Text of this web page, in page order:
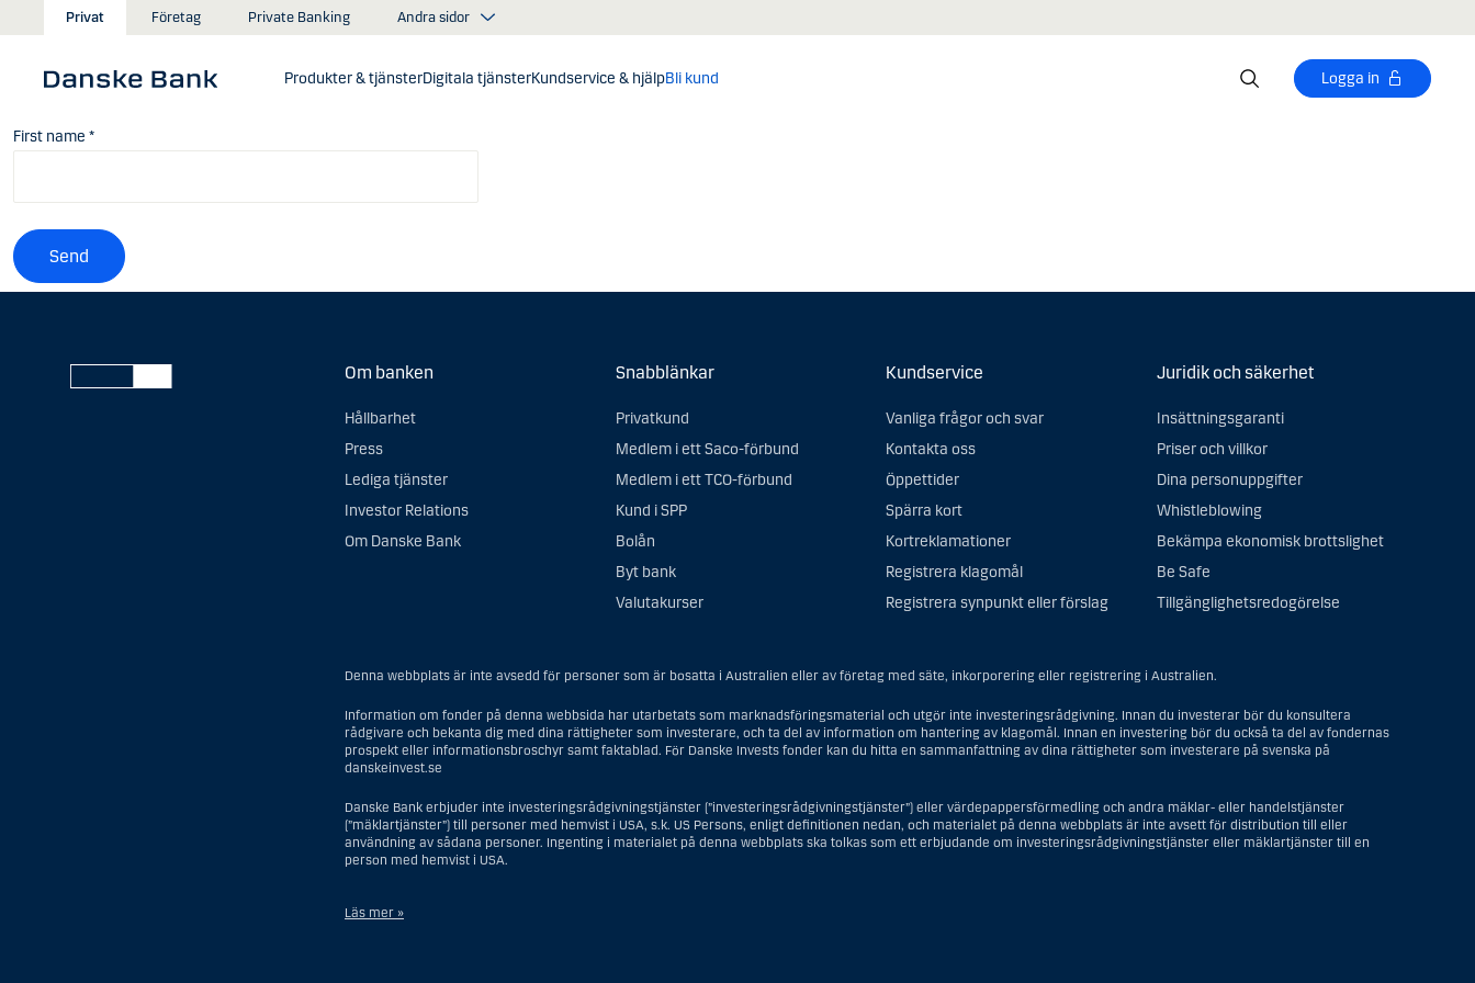
Gå till huvudinnehåll
Privat Företag Private Banking Andra sidor
Produkter & tjänsterDigitala tjänsterKundservice & hjälpBli kund Logga in
First name *
Send
Om banken
Hållbarhet
Press
Lediga tjänster
Investor Relations
Om Danske Bank
Snabblänkar
Privatkund
Medlem i ett Saco-förbund
Medlem i ett TCO-förbund
Kund i SPP
Bolån
Byt bank
Valutakurser
Kundservice
Vanliga frågor och svar
Kontakta oss
Öppettider
Spärra kort
Kortreklamationer
Registrera klagomål
Registrera synpunkt eller förslag
Juridik och säkerhet
Insättningsgaranti
Priser och villkor
Dina personuppgifter
Whistleblowing
Bekämpa ekonomisk brottslighet
Be Safe
Tillgänglighetsredogörelse
Denna webbplats är inte avsedd för personer som är bosatta i Australien eller av företag med säte, inkorporering eller registrering i Australien.
Information om fonder på denna webbsida har utarbetats som marknadsföringsmaterial och utgör inte investeringsrådgivning. Innan du investerar bör du konsultera
rådgivare och bekanta dig med dina rättigheter som investerare, och ta del av information om hantering av klagomål. Innan en investering bör du också ta del av fondernas
prospekt eller informationsbroschyr samt faktablad. För Danske Invests fonder kan du hitta en sammanfattning av dina rättigheter som investerare på svenska på
danskeinvest.se
Danske Bank erbjuder inte investeringsrådgivningstjänster (”investeringsrådgivningstjänster”) eller värdepappersförmedling och andra mäklar- eller handelstjänster
(”mäklartjänster”) till personer med hemvist i USA, s.k. US Persons, enligt definitionen nedan, och materialet på denna webbplats är inte avsett för distribution till eller
användning av sådana personer. Ingenting i materialet på denna webbplats ska tolkas som ett erbjudande om investeringsrådgivningstjänster eller mäklartjänster till en
person med hemvist i USA.
Läs mer »